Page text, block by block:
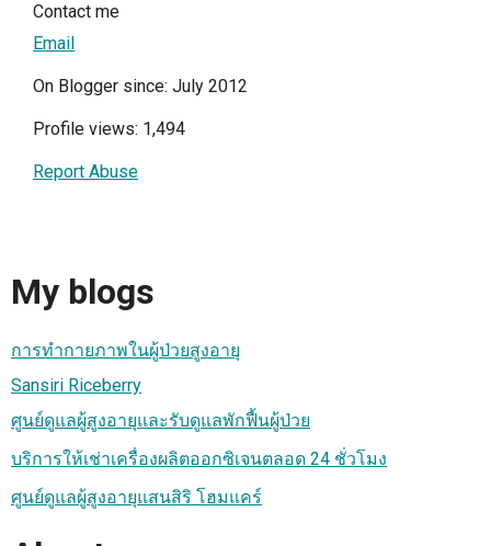
Contact me
Email
On Blogger since: July 2012
Profile views: 1,494
Report Abuse
My blogs
การทำกายภาพในผู้ป่วยสูงอายุ
Sansiri Riceberry
ศูนย์ดูแลผู้สูงอายุและรับดูแลพักฟื้นผู้ป่วย
บริการให้เช่าเครื่องผลิตออกซิเจนตลอด 24 ชั่วโมง
ศูนย์ดูแลผู้สูงอายุแสนสิริ โฮมแคร์